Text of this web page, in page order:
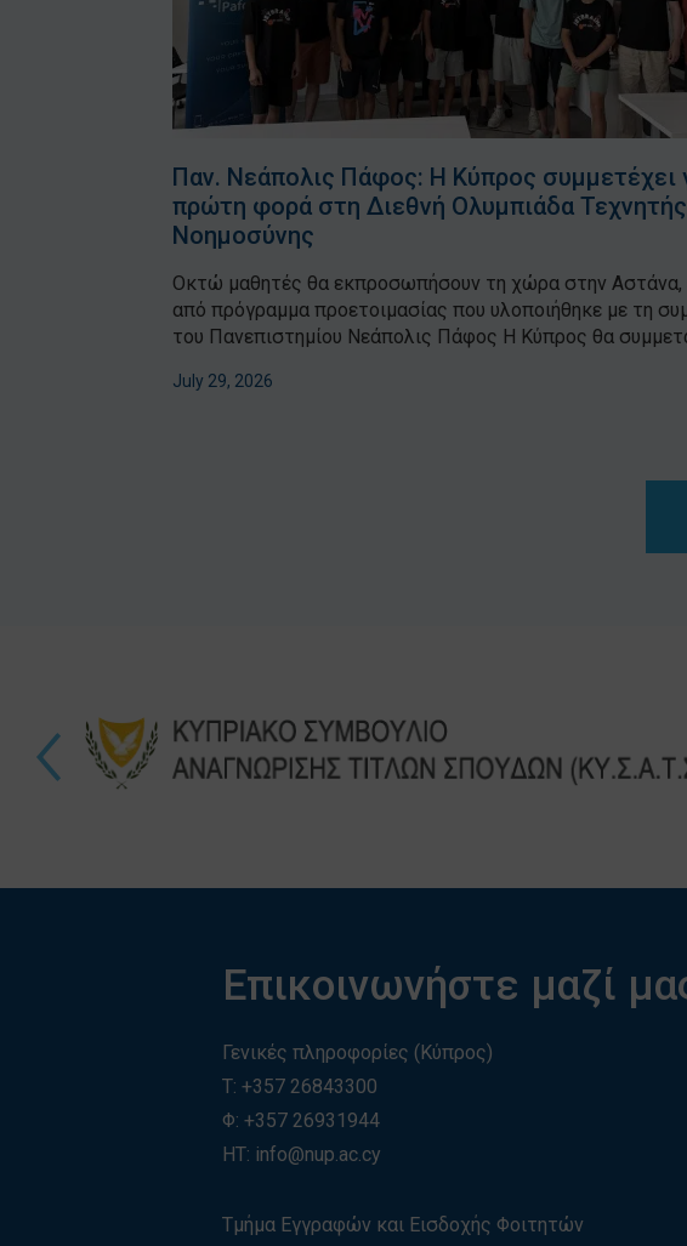
Παν. Νεάπολις Πάφος: Η Κύπρος συμμετέχει
πρώτη φορά στη Διεθνή Ολυμπιάδα Τεχνητής
Νοημοσύνης
Οκτώ μαθητές θα εκπροσωπήσουν τη χώρα στην Αστάνα,
από πρόγραμμα προετοιμασίας που υλοποιήθηκε με τη
του Πανεπιστημίου Νεάπολις Πάφος Η Κύπρος θα
July 29, 2026
Επικοινωνήστε μαζί
Γενικές πληροφορίες (Κύπρος)
T:+357 26843300
Φ: +357 26931944
ΗΤ: info@nup.ac.cy
Τμήμα Εγγραφών και Εισδοχής Φοιτητών